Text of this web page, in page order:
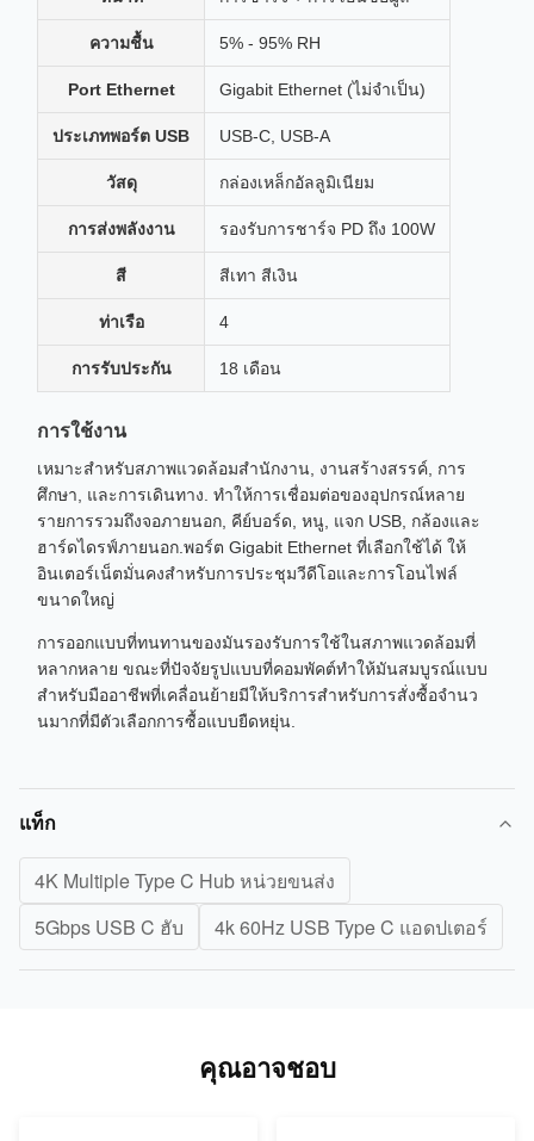
ความชื้น 5% - 95% RH
Port Ethernet Gigabit Ethernet (ไม่จําเป็น)
ประเภทพอร์ต USB USB-C, USB-A
วัสดุ กล่องเหล็กอัลลูมิเนียม
การส่งพลังงาน รองรับการชาร์จ PD ถึง 100W
สี สีเทา สีเงิน
ท่าเรือ 4
การรับประกัน 18 เดือน
การใช้งาน
เหมาะสําหรับสภาพแวดล้อมสํานักงาน, งานสร้างสรรค์, การ
ศึกษา, และการเดินทาง. ทําให้การเชื่อมต่อของอุปกรณ์หลาย
รายการรวมถึงจอภายนอก, คีย์บอร์ด, หนู, แจก USB, กล้องและ
ฮาร์ดไดรฟ์ภายนอก.พอร์ต Gigabit Ethernet ที่เลือกใช้ได้ ให้
อินเตอร์เน็ตมั่นคงสําหรับการประชุมวีดีโอและการโอนไฟล์
ขนาดใหญ่
การออกแบบที่ทนทานของมันรองรับการใช้ในสภาพแวดล้อมที่
หลากหลาย ขณะที่ปัจจัยรูปแบบที่คอมพัคต์ทําให้มันสมบูรณ์แบบ
สําหรับมืออาชีพที่เคลื่อนย้ายมีให้บริการสําหรับการสั่งซื้อจํานว
นมากที่มีตัวเลือกการซื้อแบบยืดหยุ่น.
แท็ก
4K Multiple Type C Hub หน่วยขนส่ง
5Gbps USB C ฮับ
4k 60Hz USB Type C แอดปเตอร์
คุณอาจชอบ